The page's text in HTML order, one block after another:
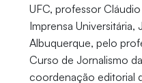
UFC, professor
Imprensa Universitária,
Albuquerque, pelo
Curso de Jornalismo
coordenação editorial